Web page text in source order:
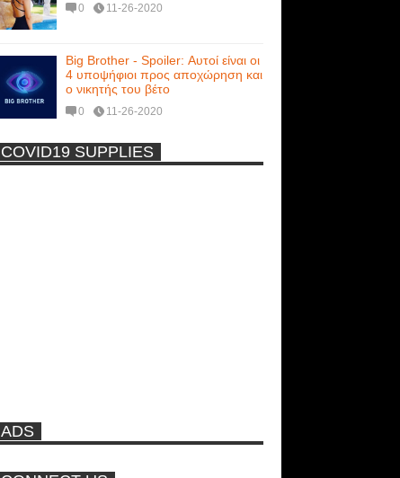
0 11-26-2020
Big Brother - Spoiler: Αυτοί είναι οι
4 υποψήφιοι προς αποχώρηση και
ο νικητής του βέτο
0 11-26-2020
Η Εύα Λάσκαρη Γυμνή Στο
COVID19 SUPPLIES
ADS